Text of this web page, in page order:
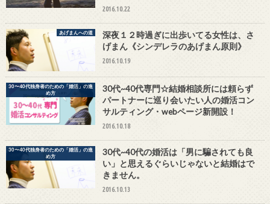
2016.10.22
あげまんへの道
深夜１２時過ぎに出歩いてる女性は、さ
げまん《シンデレラのあげまん原則》
2016.10.19
30〜40代独身者のための「婚活」の進
め方
30代~40代専門☆結婚相談所には頼らず
パートナーに巡り会いたい人の婚活コン
サルティング・webページ新開設！
2016.10.18
30〜40代独身者のための「婚活」の進
め方
30代~40代の婚活は「男に騙されても良
い」と思えるぐらいじゃないと結婚はで
きません。
2016.10.13